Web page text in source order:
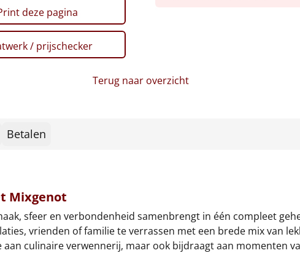
deze pagina
/ prijschecker
Terug naar overzicht
Betalen
Mixgenot
sfeer en verbondenheid samenbrengt in één compleet
vrienden of familie te verrassen met een brede mix van
culinaire verwennerij, maar ook bijdraagt aan momenten